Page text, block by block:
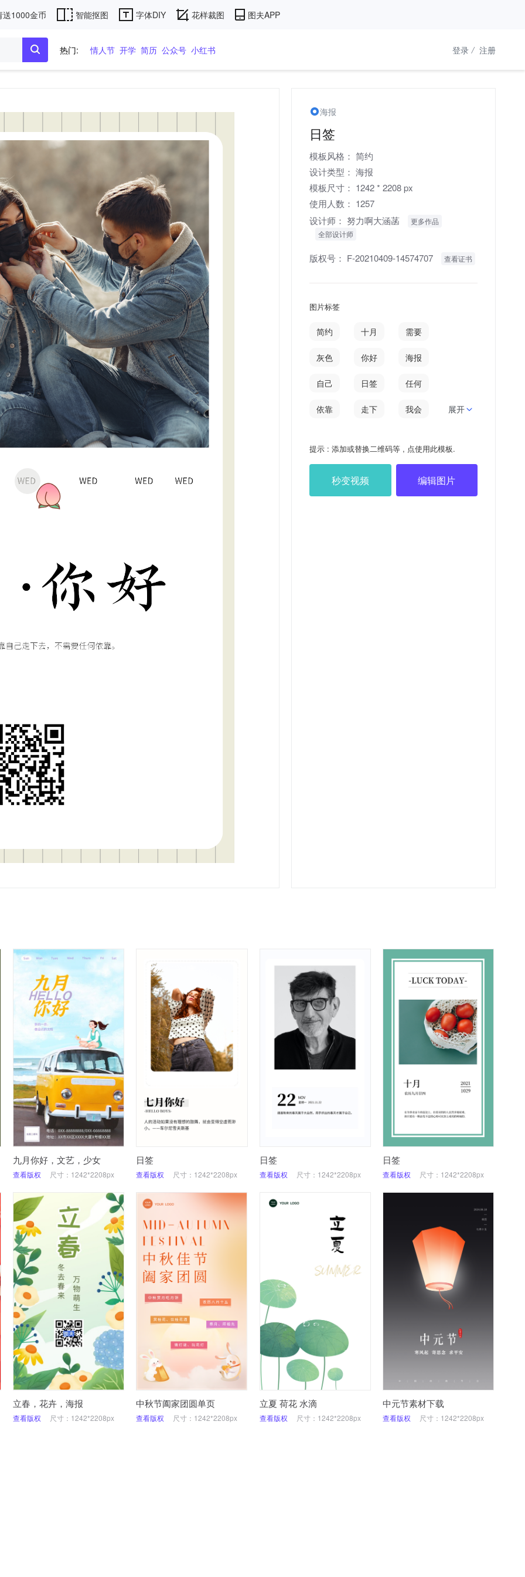
送1000金币 智能抠图 字体DIY 花样裁图 图夫APP
热门: 情人节 开学 简历 公众号 小红书 登录 / 注册
海报
日签
模板风格： 简约
设计类型： 海报
模板尺寸： 1242 * 2208 px
使用人数： 1257
设计师： 努力啊大涵菡
更多作品
全部设计师
版权号： F-20210409-14574707 查看证书
图片标签
简约 十月 需要
灰色 你好 海报
自己 日签 任何
依靠 走下 我会 展开
提示 : 添加或替换二维码等 , 点使用此模板.
秒变视频 编辑图片
九月你好，文艺，少女
查看版权 尺寸：1242*2208px
日签
查看版权 尺寸：1242*2208px
日签
查看版权 尺寸：1242*2208px
日签
查看版权 尺寸：1242*2208px
立春，花卉，海报
查看版权 尺寸：1242*2208px
中秋节阖家团圆单页
查看版权 尺寸：1242*2208px
立夏 荷花 水滴
查看版权 尺寸：1242*2208px
中元节素材下载
查看版权 尺寸：1242*2208px